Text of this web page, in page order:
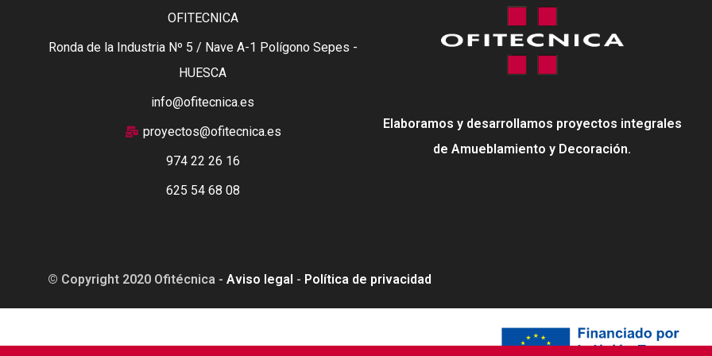
OFITECNICA
Ronda de la Industria Nº 5 / Nave A-1 Polígono Sepes -
HUESCA
info@ofitecnica.es
proyectos@ofitecnica.es
974 22 26 16
625 54 68 08
Elaboramos y desarrollamos proyectos integrales
de Amueblamiento y Decoración.
© Copyright 2020 Ofitécnica - Aviso legal - Política de privacidad
Esta web está financiada por la Unión Europea - Next Generation EU